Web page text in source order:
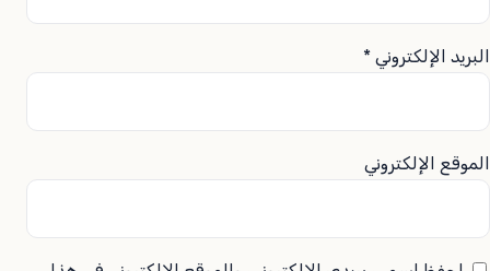
البريد الإلكتروني *
الموقع الإلكتروني